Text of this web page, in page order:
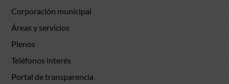
Corporación municipal
Áreas y servicios
Plenos
Teléfonos interés
Portal de transparencia